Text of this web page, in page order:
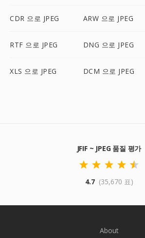
CDR 으로 JPEG ARW 으로 JPEG
RTF 으로 JPEG DNG 으로 JPEG
XLS 으로 JPEG DCM 으로 JPEG
JFIF ~ JPEG 품질 평가
4.7 (35,670 표)
About